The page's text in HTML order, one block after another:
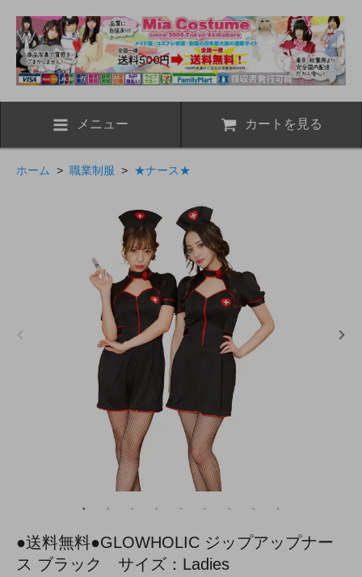
メニュー カートを見る
ホーム > 職業制服 > ★ナース★
●送料無料●GLOWHOLIC ジップアップナー
ス ブラック サイズ：Ladies